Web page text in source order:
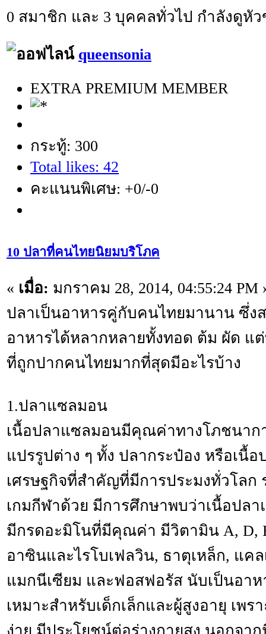
0 สมาชิก และ 3 บุคคลทั่วไป กำลังดูหั
queensonia
EXTRA PREMIUM MEMBER
กระทู้: 300
Total likes: 42
คะแนนพิเศษ: +0/-0
10 ปลาที่คนไทยนิยมบริโภค
« เมื่อ: มกราคม 28, 2014, 04:55:24 PM
ปลาเป็นอาหารคู่กับคนไทยมานาน ซึ่ง
อาหารได้หลากหลายทั้งทอด ต้ม ผัด แ
ที่ถูกปากคนไทยมากที่สุดมีอะไรบ้าง
1.ปลาแซลมอน
เนื้อปลาแซลมอนมีคุณค่าทางโภชนาก
แปรรูปต่าง ๆ ทั้ง ปลากระป๋อง หรือเนื้
เศรษฐกิจที่สำคัญที่มีการประมงทั่วโลก
เกมกีฬาด้วย มีการศึกษาพบว่าเนื้อปล
มีกรดอะมิโนที่มีคุณค่า มีวิตามิน A, D,
อาซินและไรโบเฟลวิน, ธาตุเหล็ก, แค
แมกนีเซียม และฟอสฟอรัส นับเป็นอา
เหมาะสำหรับเด็กเล็กและผู้สูงอายุ เพร